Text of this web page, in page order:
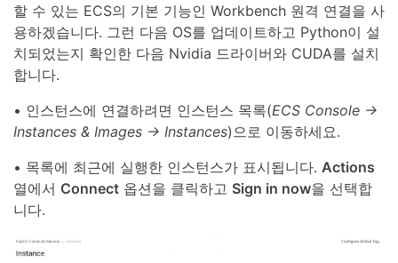
할 수 있는 ECS의 기본 기능인 Workbench 원격 연결을 사
용하겠습니다. 그런 다음 OS를 업데이트하고 Python이 설
치되었는지 확인한 다음 Nvidia 드라이버와 CUDA를 설치
합니다.
• 인스턴스에 연결하려면 인스턴스 목록(ECS Console ->
Instances & Images -> Instances)으로 이동하세요.
• 목록에 최근에 실행한 인스턴스가 표시됩니다. Actions
열에서 Connect 옵션을 클릭하고 Sign in now을 선택합
니다.